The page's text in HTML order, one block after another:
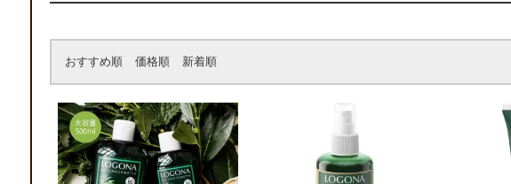
おすすめ順 価格順 新着順